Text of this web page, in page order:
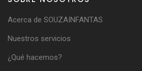
Acerca de SOUZAINFANTAS
Nuestros servicios
¿Qué hacemos?